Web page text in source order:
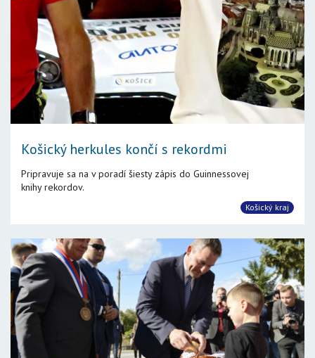
Košický herkules končí s rekordmi
Pripravuje sa na v poradí šiesty zápis do Guinnessovej
knihy rekordov.
Košický kraj